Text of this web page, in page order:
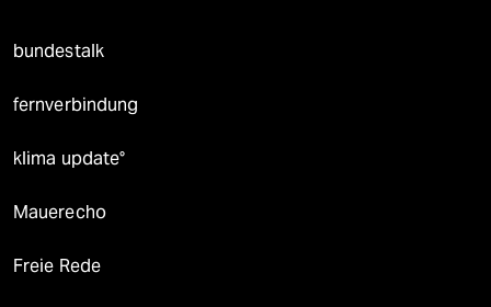
bundestalk
fernverbindung
klima update°
Mauerecho
Freie Rede